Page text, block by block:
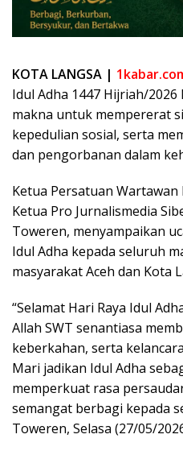
KOTA LANGSA |
Idul Adha 1447 Hijriah/
makna untuk mempererat
kepedulian sosial, serta
dan pengorbanan dalam
Ketua Persatuan
Ketua Pro Jurnalismedia
Toweren, menyampaikan
Idul Adha kepada seluruh
masyarakat Aceh dan Kota
“Selamat Hari Raya Idul
Allah SWT senantiasa
keberkahan, serta
Mari jadikan Idul Adha
memperkuat rasa
semangat berbagi kepada
Toweren, Selasa (27/05/